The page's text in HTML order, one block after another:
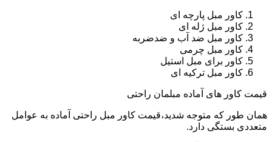
کاور مبل پارچه ای
کاور مبل ژله ای
کاور مبل ضد آب و ضدضربه
کاور مبل چرمی
کاور برای مبل استیل
کاور مبل ترکیه ای
قیمت کاور های آماده مبلمان راحتی
همان طور که متوجه شدید،قیمت کاور مبل راحتی آماده به عوامل
متعددی بستگی دارد.